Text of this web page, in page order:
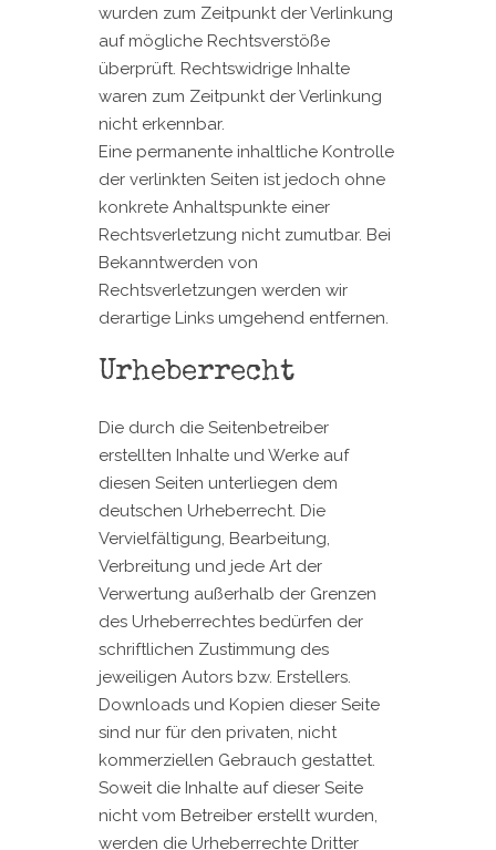
wurden zum Zeitpunkt der Verlinkung
auf mögliche Rechtsverstöße
überprüft. Rechtswidrige Inhalte
waren zum Zeitpunkt der Verlinkung
nicht erkennbar.
Eine permanente inhaltliche Kontrolle
der verlinkten Seiten ist jedoch ohne
konkrete Anhaltspunkte einer
Rechtsverletzung nicht zumutbar. Bei
Bekanntwerden von
Rechtsverletzungen werden wir
derartige Links umgehend entfernen.
Urheberrecht
Die durch die Seitenbetreiber
erstellten Inhalte und Werke auf
diesen Seiten unterliegen dem
deutschen Urheberrecht. Die
Vervielfältigung, Bearbeitung,
Verbreitung und jede Art der
Verwertung außerhalb der Grenzen
des Urheberrechtes bedürfen der
schriftlichen Zustimmung des
jeweiligen Autors bzw. Erstellers.
Downloads und Kopien dieser Seite
sind nur für den privaten, nicht
kommerziellen Gebrauch gestattet.
Soweit die Inhalte auf dieser Seite
nicht vom Betreiber erstellt wurden,
werden die Urheberrechte Dritter